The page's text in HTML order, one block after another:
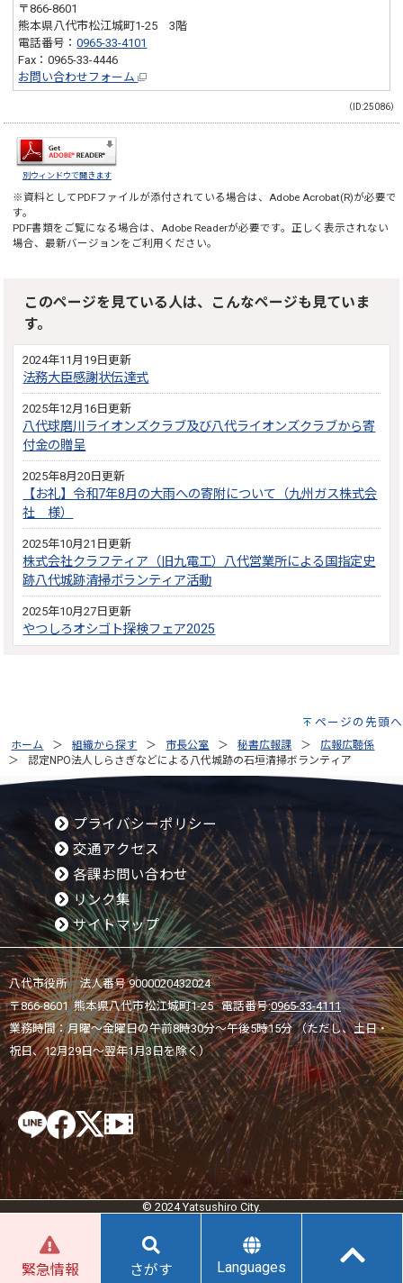
〒866-8601
熊本県八代市松江城町1-25 3階
電話番号：0965-33-4101
Fax：0965-33-4446
お問い合わせフォーム
（ID:25086）
別ウィンドウで開きます
※資料としてPDFファイルが添付されている場合は、 Adobe Acrobat(R)が必要で
す。
PDF書類をご覧になる場合は、 Adobe Readerが必要です。正しく表示されない
場合、最新バージョンをご利用ください。
このページを見ている人は、こんなページも見ていま
す。
2024年11月19日更新
法務大臣感謝状伝達式
2025年12月16日更新
八代球磨川ライオンズクラブ及び八代ライオンズクラブから寄
付金の贈呈
2025年8月20日更新
【お礼】令和7年8月の大雨への寄附について（九州ガス株式会
社 様）
2025年10月21日更新
株式会社クラフティア（旧九電工）八代営業所による国指定史
跡八代城跡清掃ボランティア活動
2025年10月27日更新
やつしろオシゴト探検フェア2025
ページの先頭へ
ホーム 組織から探す 市長公室 秘書広報課
広報広聴係
認定NPO法人しらさぎなどによる八代城跡の石垣清掃ボランティア
プライバシーポリシー
交通アクセス
各課お問い合わせ
リンク集
サイトマップ
八代市役所 法人番号 9000020432024
〒866-8601 熊本県八代市松江城町1-25 電話番号:0965-33-4111
業務時間：月曜～金曜日の午前8時30分～午後5時15分 （ただし、土日・
祝日、12月29日～翌年1月3日を除く）
© 2024 Yatsushiro City.
緊急情報 さがす Languages